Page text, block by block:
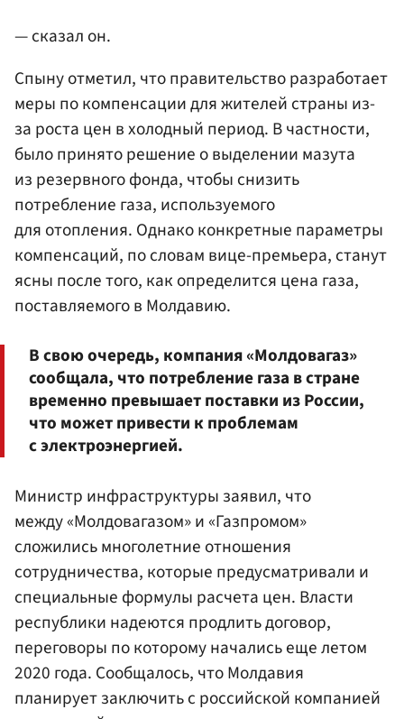
— сказал он.
Спыну отметил, что правительство разработает
меры по компенсации для жителей страны из-
за роста цен в холодный период. В частности,
было принято решение о выделении мазута
из резервного фонда, чтобы снизить
потребление газа, используемого
для отопления. Однако конкретные параметры
компенсаций, по словам вице-премьера, станут
ясны после того, как определится цена газа,
поставляемого в Молдавию.
В свою очередь, компания «Молдовагаз»
сообщала, что потребление газа в стране
временно превышает поставки из России,
что может привести к проблемам
с электроэнергией.
Министр инфраструктуры заявил, что
между «Молдовагазом» и «Газпромом»
сложились многолетние отношения
сотрудничества, которые предусматривали и
специальные формулы расчета цен. Власти
республики надеются продлить договор,
переговоры по которому начались еще летом
2020 года. Сообщалось, что Молдавия
планирует заключить с российской компанией